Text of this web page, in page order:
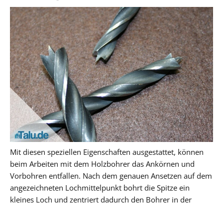
Mit diesen speziellen Eigenschaften ausgestattet, können
beim Arbeiten mit dem Holzbohrer das Ankörnen und
Vorbohren entfallen. Nach dem genauen Ansetzen auf dem
angezeichneten Lochmittelpunkt bohrt die Spitze ein
kleines Loch und zentriert dadurch den Bohrer in der